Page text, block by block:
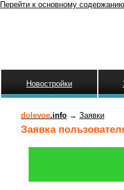
Перейти к основному содержанию
Новостройки
dolevoe.info → Заявки
Заявка